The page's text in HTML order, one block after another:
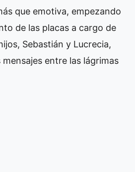
que emotiva, empezando
de las placas a cargo de
Sebastián y Lucrecia,
entre las lágrimas